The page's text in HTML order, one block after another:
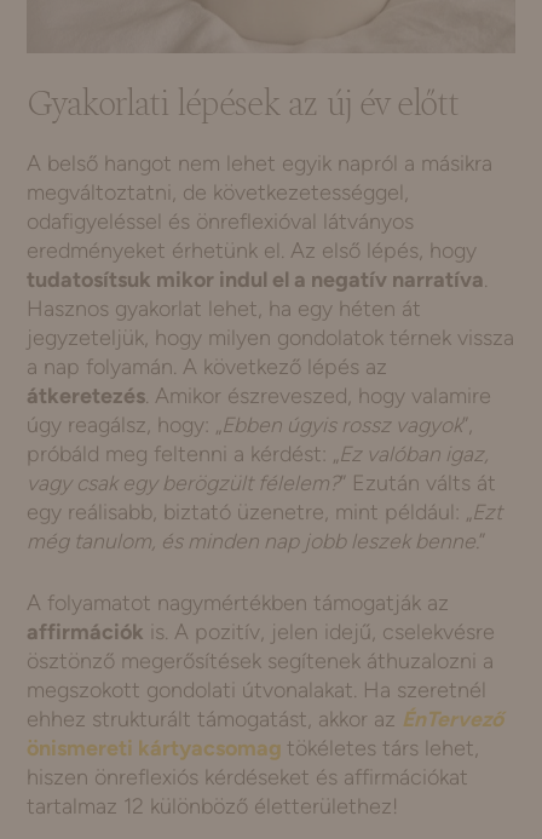
Gyakorlati lépések az új év előtt
A belső hangot nem lehet egyik napról a másikra
megváltoztatni, de következetességgel,
odafigyeléssel és önreflexióval látványos
eredményeket érhetünk el. Az első lépés, hogy
tudatosítsuk mikor indul el a negatív narratíva
Hasznos gyakorlat lehet, ha egy héten át
jegyzeteljük, hogy milyen gondolatok térnek vissza
a nap folyamán. A következő lépés az
átkeretezés . Amikor észreveszed, hogy valamire
úgy reagálsz, hogy: „ Ebben úgyis rossz vagyok”,
próbáld meg feltenni a kérdést: „ Ez valóban igaz,
vagy csak egy berögzült félelem?” Ezután válts át
egy reálisabb, biztató üzenetre, mint például: „ Ezt
még tanulom, és minden nap jobb leszek benne.”
A folyamatot nagymértékben támogatják az
affirmációk is. A pozitív, jelen idejű, cselekvésre
ösztönző megerősítések segítenek áthuzalozni a
megszokott gondolati útvonalakat. Ha szeretnél
ehhez strukturált támogatást, akkor az ÉnTervező
önismereti kártyacsomag tökéletes társ lehet,
hiszen önreflexiós kérdéseket és affirmációkat
tartalmaz 12 különböző életterülethez!